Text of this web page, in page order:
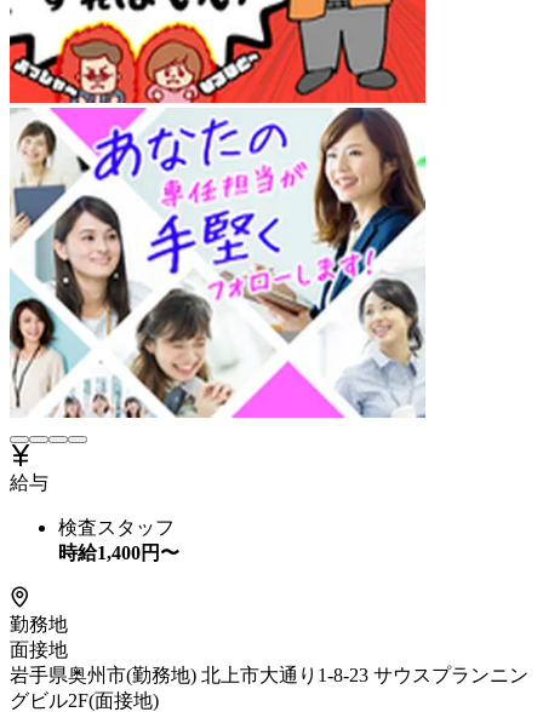
給与
検査スタッフ
時給1,400円〜
勤務地
面接地
岩手県奥州市(勤務地) 北上市大通り1-8-23 サウスプランニン
グビル2F(面接地)